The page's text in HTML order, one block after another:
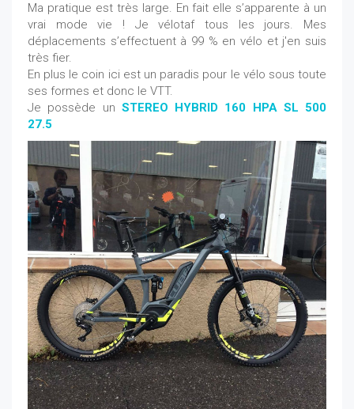
Ma pratique est très large. En fait elle s’apparente à un
vrai mode vie ! Je vélotaf tous les jours. Mes
déplacements s’effectuent à 99 % en vélo et j'en suis
très fier.
En plus le coin ici est un paradis pour le vélo sous toute
ses formes et donc le VTT.
Je possède un STEREO HYBRID 160 HPA SL 500
27.5